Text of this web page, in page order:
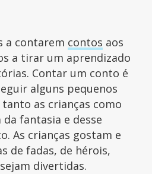
a contarem contos aos
a tirar um aprendizado
Contar um conto é
alguns pequenos
as crianças como
fantasia e desse
As crianças gostam e
de fadas, de hérois,
divertidas.